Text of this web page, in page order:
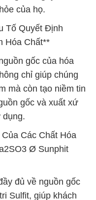
của họ.
Tố Quyết Định
Hóa Chất**
gốc của hóa
chỉ giúp chúng
mà còn tạo niềm tin
gốc và xuất xứ
dụng.
Các Chất Hóa
Ø Sunphit
đủ về nguồn gốc
Sulfit, giúp khách